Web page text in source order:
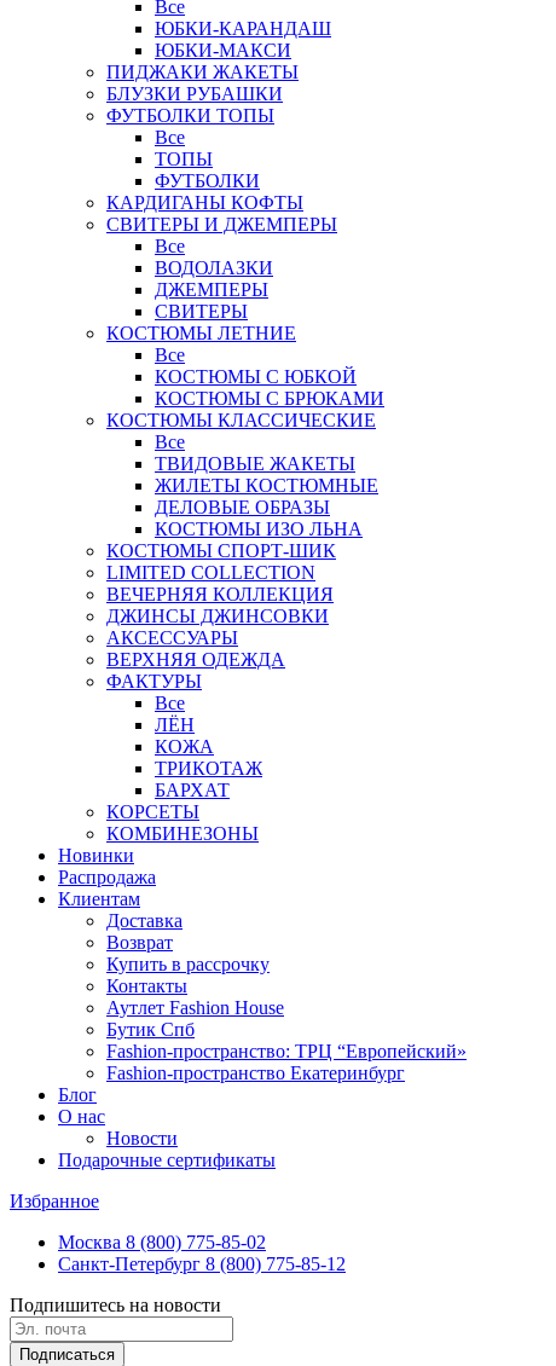
Все
ЮБКИ-КАРАНДАШ
ЮБКИ-МАКСИ
ПИДЖАКИ ЖАКЕТЫ
БЛУЗКИ РУБАШКИ
ФУТБОЛКИ ТОПЫ
Все
ТОПЫ
ФУТБОЛКИ
КАРДИГАНЫ КОФТЫ
СВИТЕРЫ И ДЖЕМПЕРЫ
Все
ВОДОЛАЗКИ
ДЖЕМПЕРЫ
СВИТЕРЫ
КОСТЮМЫ ЛЕТНИЕ
Все
КОСТЮМЫ С ЮБКОЙ
КОСТЮМЫ С БРЮКАМИ
КОСТЮМЫ КЛАССИЧЕСКИЕ
Все
ТВИДОВЫЕ ЖАКЕТЫ
ЖИЛЕТЫ КОСТЮМНЫЕ
ДЕЛОВЫЕ ОБРАЗЫ
КОСТЮМЫ ИЗО ЛЬНА
КОСТЮМЫ СПОРТ-ШИК
LIMITED COLLECTION
ВЕЧЕРНЯЯ КОЛЛЕКЦИЯ
ДЖИНСЫ ДЖИНСОВКИ
АКСЕССУАРЫ
ВЕРХНЯЯ ОДЕЖДА
ФАКТУРЫ
Все
ЛЁН
КОЖА
ТРИКОТАЖ
БАРХАТ
КОРСЕТЫ
КОМБИНЕЗОНЫ
Новинки
Распродажа
Клиентам
Доставка
Возврат
Купить в рассрочку
Контакты
Аутлет Fashion House
Бутик Спб
Fashion-пространство: ТРЦ “Европейский»
Fashion-пространство Екатеринбург
Блог
О нас
Новости
Подарочные сертификаты
Избранное
Москва 8 (800) 775-85-02
Санкт-Петербург 8 (800) 775-85-12
Подпишитесь на новости
Подписаться